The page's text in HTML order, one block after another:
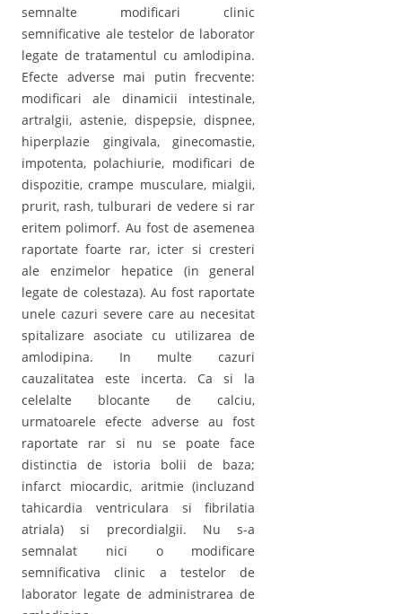
semnalte modificari clinic
semnificative ale testelor de laborator
legate de tratamentul cu amlodipina.
Efecte adverse mai putin frecvente:
modificari ale dinamicii intestinale,
artralgii, astenie, dispepsie, dispnee,
hiperplazie gingivala, ginecomastie,
impotenta, polachiurie, modificari de
dispozitie, crampe musculare, mialgii,
prurit, rash, tulburari de vedere si rar
eritem polimorf. Au fost de asemenea
raportate foarte rar, icter si cresteri
ale enzimelor hepatice (in general
legate de colestaza). Au fost raportate
unele cazuri severe care au necesitat
spitalizare asociate cu utilizarea de
amlodipina. In multe cazuri
cauzalitatea este incerta. Ca si la
celelalte blocante de calciu,
urmatoarele efecte adverse au fost
raportate rar si nu se poate face
distinctia de istoria bolii de baza;
infarct miocardic, aritmie (incluzand
tahicardia ventriculara si fibrilatia
atriala) si precordialgii. Nu s-a
semnalat nici o modificare
semnificativa clinic a testelor de
laborator legate de administrarea de